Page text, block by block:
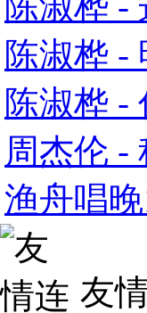
陈淑桦 -
陈淑桦 -
周杰伦 -
渔舟唱
友